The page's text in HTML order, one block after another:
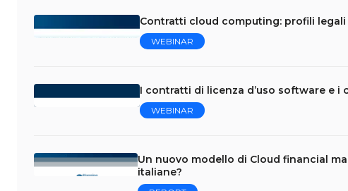
Contratti cloud computing: profili
WEBINAR
I contratti di licenza d’uso software e
WEBINAR
Un nuovo modello di Cloud financial
italiane?